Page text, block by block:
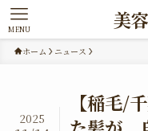
美
MENU
ホーム ニュース
【稲毛/
2025